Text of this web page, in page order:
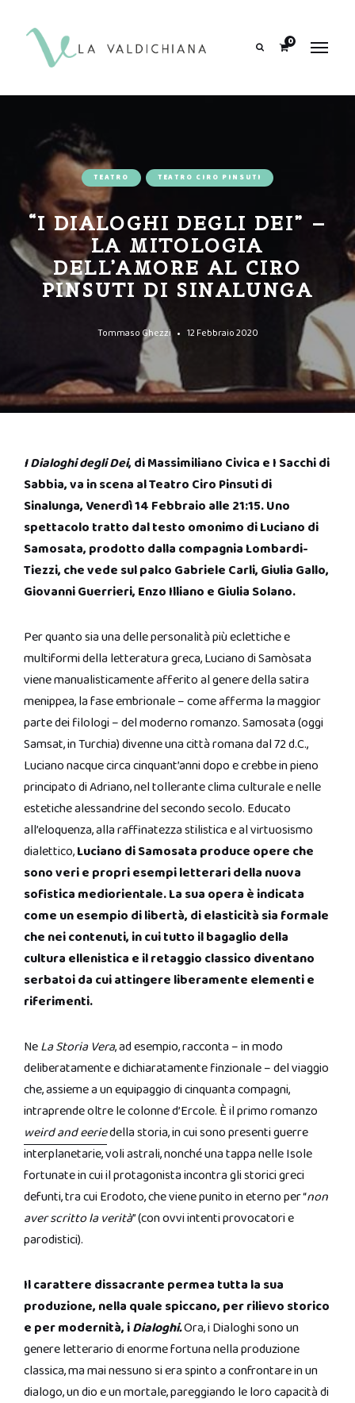
0
TEATRO TEATRO CIRO PINSUTI
“I DIALOGHI DEGLI DEI” –
LA MITOLOGIA
DELL’AMORE AL CIRO
PINSUTI DI SINALUNGA
Tommaso Ghezzi 12 Febbraio 2020
I Dialoghi degli Dei, di Massimiliano Civica e I Sacchi di
Sabbia, va in scena al Teatro Ciro Pinsuti di
Sinalunga, Venerdì 14 Febbraio alle 21:15. Uno
spettacolo tratto dal testo omonimo di Luciano di
Samosata, prodotto dalla compagnia Lombardi-
Tiezzi, che vede sul palco Gabriele Carli, Giulia Gallo,
Giovanni Guerrieri, Enzo Illiano e Giulia Solano.
Per quanto sia una delle personalità più eclettiche e
multiformi della letteratura greca, Luciano di Samòsata
viene manualisticamente afferito al genere della satira
menippea, la fase embrionale – come afferma la maggior
parte dei filologi – del moderno romanzo. Samosata (oggi
Samsat, in Turchia) divenne una città romana dal 72 d.C.,
Luciano nacque circa cinquant’anni dopo e crebbe in pieno
principato di Adriano, nel tollerante clima culturale e nelle
estetiche alessandrine del secondo secolo. Educato
all’eloquenza, alla raffinatezza stilistica e al virtuosismo
dialettico,Luciano di Samosata produce opere che
sono veri e propri esempi letterari della nuova
sofistica mediorientale. La sua opera è indicata
come un esempio di libertà, di elasticità sia formale
che nei contenuti, in cui tutto il bagaglio della
cultura ellenistica e il retaggio classico diventano
serbatoi da cui attingere liberamente elementi e
riferimenti.
NeLa Storia Vera, ad esempio, racconta – in modo
deliberatamente e dichiaratamente finzionale – del viaggio
che, assieme a un equipaggio di cinquanta compagni,
intraprende oltre le colonne d’Ercole. È il primo romanzo
weirdand eeriedella storia, in cui sono presenti guerre
interplanetarie, voli astrali, nonché una tappa nelle Isole
fortunate in cui il protagonista incontra gli storici greci
defunti, tra cui Erodoto, che viene punito in eterno per “non
aver scritto la verità” (con ovvi intenti provocatori e
parodistici).
Il carattere dissacrante permea tutta la sua
produzione, nella quale spiccano, per rilievo storico
e per modernità, iDialoghi.Ora, i Dialoghi sono un
genere letterario di enorme fortuna nella produzione
classica, ma mai nessuno si era spinto a confrontare in un
dialogo, un dio e un mortale, pareggiando le loro capacità di